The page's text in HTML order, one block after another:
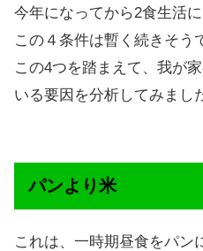
今年になってから2食生活
この４条件は暫く続きそう
この4つを踏まえて、我が
いる要因を分析してみまし
パンより米
これは、一時期昼食をパン